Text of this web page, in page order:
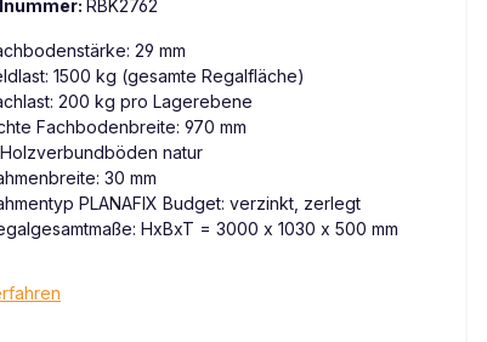
RBK2762
29 mm
1500 kg (gesamte Regalfläche)
200 kg pro Lagerebene
Fachbodenbreite: 970 mm
natur
30 mm
PLANAFIX Budget: verzinkt, zerlegt
HxBxT = 3000 x 1030 x 500 mm